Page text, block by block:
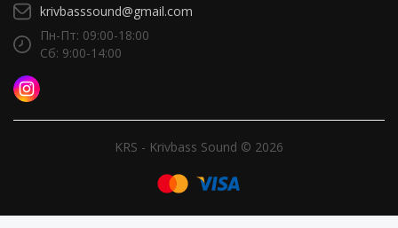
krivbasssound@gmail.com
Пн-Пт: 09:00-18:00
Сб: 9:00-14:00
KRS - Krivbass Sound © 2026